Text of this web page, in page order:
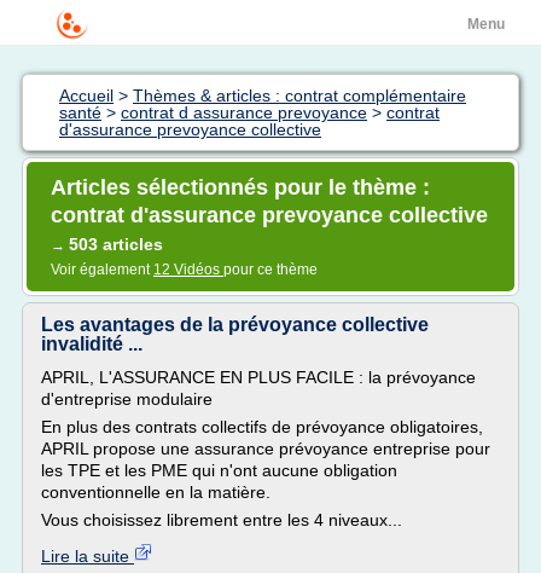
Menu
Accueil > Thèmes & articles : contrat complémentaire
santé > contrat d assurance prevoyance > contrat
d'assurance prevoyance collective
Articles sélectionnés pour le thème :
contrat d'assurance prevoyance collective
→ 503 articles
Voir également 12 Vidéos pour ce thème
Les avantages de la prévoyance collective
invalidité ...
APRIL, L'ASSURANCE EN PLUS FACILE : la prévoyance
d'entreprise modulaire
En plus des contrats collectifs de prévoyance obligatoires,
APRIL propose une assurance prévoyance entreprise pour
les TPE et les PME qui n'ont aucune obligation
conventionnelle en la matière.
Vous choisissez librement entre les 4 niveaux...
Lire la suite